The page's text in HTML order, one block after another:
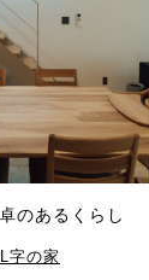
のあるくらし
L字の家